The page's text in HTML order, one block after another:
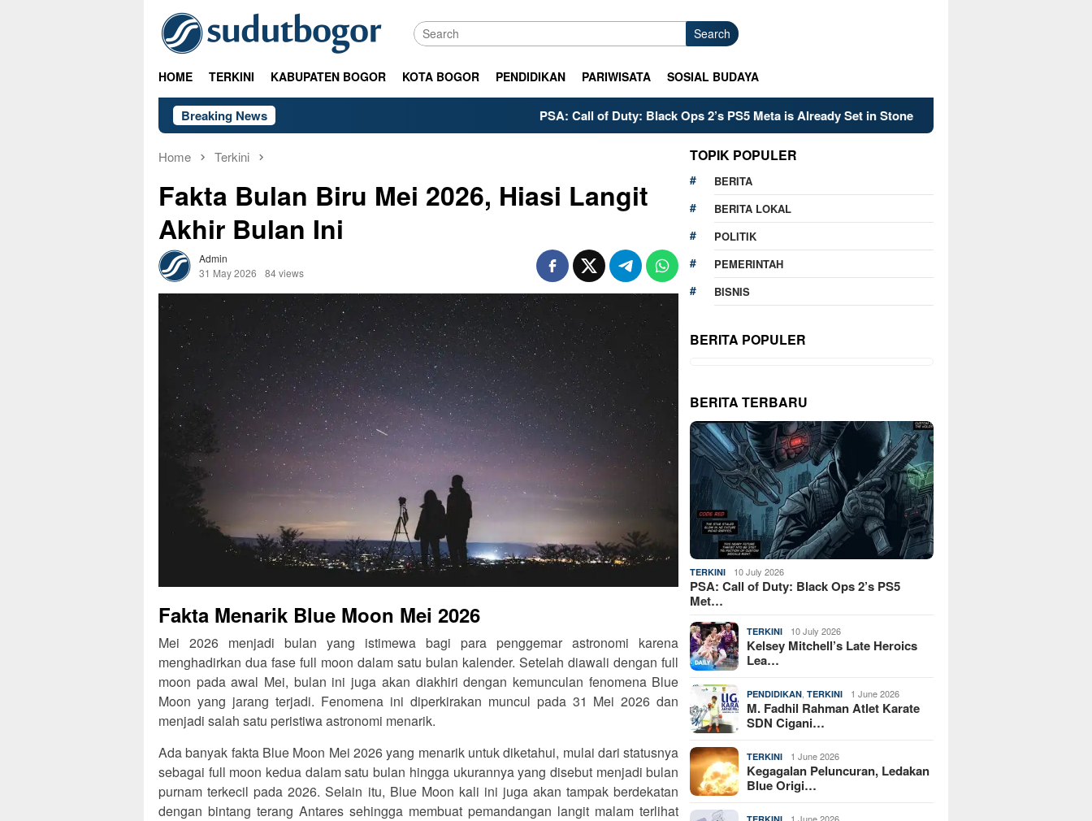
content
Search
HOME TERKINI KABUPATEN BOGOR KOTA BOGOR PENDIDIKAN PARIWISATA SOSIAL BUDAYA
Breaking News PSA: Call of Duty: Black Ops 2’s PS5 Meta is Already Set in Stone Kelsey Mitchell’s Late Heroics
Home Terkini
Fakta Bulan Biru Mei 2026, Hiasi Langit
Akhir Bulan Ini
Admin
31 May 2026
84 views
Fakta Menarik Blue Moon Mei 2026
Mei 2026 menjadi bulan yang istimewa bagi para penggemar astronomi karena
menghadirkan dua fase full moon dalam satu bulan kalender. Setelah diawali dengan full
moon pada awal Mei, bulan ini juga akan diakhiri dengan kemunculan fenomena Blue
Moon yang jarang terjadi. Fenomena ini diperkirakan muncul pada 31 Mei 2026 dan
menjadi salah satu peristiwa astronomi menarik.
Ada banyak fakta Blue Moon Mei 2026 yang menarik untuk diketahui, mulai dari statusnya
sebagai full moon kedua dalam satu bulan hingga ukurannya yang disebut menjadi bulan
purnam terkecil pada 2026. Selain itu, Blue Moon kali ini juga akan tampak berdekatan
dengan bintang terang Antares sehingga membuat pemandangan langit malam terlihat
TOPIK POPULER
BERITA
BERITA LOKAL
POLITIK
PEMERINTAH
BISNIS
BERITA POPULER
BERITA TERBARU
TERKINI 10 July 2026
PSA: Call of Duty: Black Ops 2’s PS5
Met…
TERKINI 10 July 2026
Kelsey Mitchell’s Late Heroics
Lea…
PENDIDIKAN ,TERKINI 1 June 2026
M. Fadhil Rahman Atlet Karate
SDN Cigani…
TERKINI 1 June 2026
Kegagalan Peluncuran, Ledakan
Blue Origi…
1 June 2026